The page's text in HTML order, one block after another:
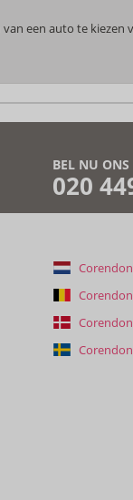
een auto te kiezen
BEL NU ONS
020